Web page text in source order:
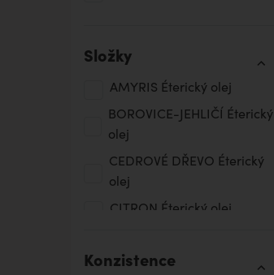
Složky
AMYRIS Éterický olej
BOROVICE-JEHLIČÍ Éterický
olej
CEDROVÉ DŘEVO Éterický
olej
CITRON Éterický olej
HEŘMÁNEK MODRÝ Éterický
Konzistence